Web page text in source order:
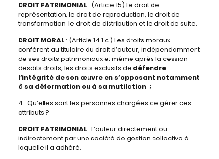
DROIT PATRIMONIAL : (Article 15) Le droit de
représentation, le droit de reproduction, le droit de
transformation, le droit de distribution et le droit de suite.
DROIT MORAL : (Article 14 1 c ) Les droits moraux
confèrent au titulaire du droit d’auteur, indépendamment
de ses droits patrimoniaux et même après la cession
desdits droits, les droits exclusifs de défendre
l’intégrité de son œuvre en s’opposant notamment
à sa déformation ou à sa mutilation ;
4- Qu’elles sont les personnes chargées de gérer ces
attributs ?
DROIT PATRIMONIAL : L’auteur directement ou
indirectement par une société de gestion collective à
laquelle il a adhéré.